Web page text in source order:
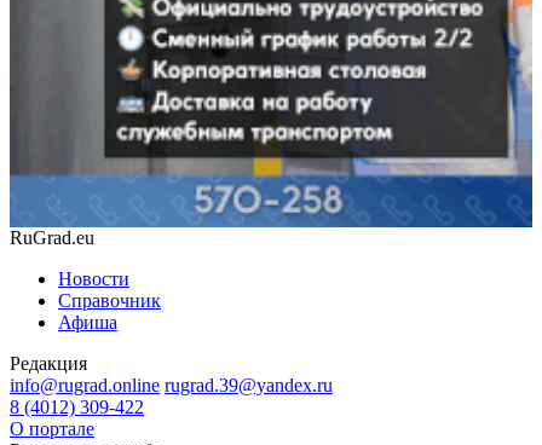
RuGrad.eu
Новости
Справочник
Афиша
Редакция
info@rugrad.online rugrad.39@yandex.ru
8 (4012) 309-422
О портале